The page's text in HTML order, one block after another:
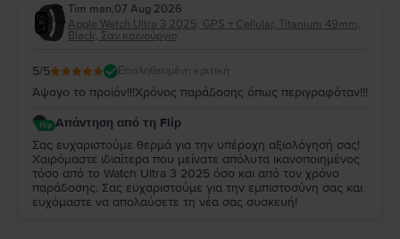
Tim man,07 Aug 2026
Apple Watch Ultra 3 2025, GPS + Cellular, Titanium 49mm,
Black, Σαν καινούργιο
5/5 Επαληθευμένη κριτική
Άψογο το προϊόν!!!Χρόνος παράδοσης όπως περιγραφόταν!!!
Απάντηση από τη Flip
Σας ευχαριστούμε θερμά για την υπέροχη αξιολόγησή σας!
Χαιρόμαστε ιδιαίτερα που μείνατε απόλυτα ικανοποιημένος
τόσο από το Watch Ultra 3 2025 όσο και από τον χρόνο
παράδοσης. Σας ευχαριστούμε για την εμπιστοσύνη σας και
ευχόμαστε να απολαύσετε τη νέα σας συσκευή!